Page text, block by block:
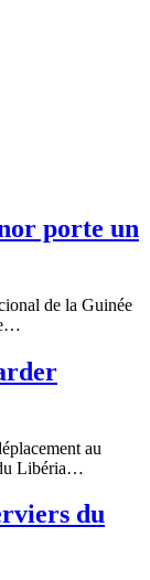
porte un
de la Guinée
…
au
Libéria…
du